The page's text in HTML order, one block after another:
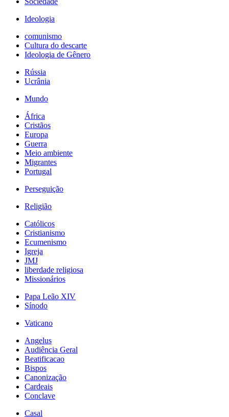
Ideologia
comunismo
Cultura do descarte
Ideologia de Gênero
Rússia
Ucrânia
Mundo
África
Cristãos
Europa
Guerra
Meio ambiente
Migrantes
Portugal
Perseguição
Religião
Católicos
Cristianismo
Ecumenismo
Igreja
JMJ
liberdade religiosa
Missionários
Papa Leão XIV
Sínodo
Vaticano
Angelus
Audiência Geral
Beatificacao
Bispos
Canonização
Cardeais
Conclave
Casal